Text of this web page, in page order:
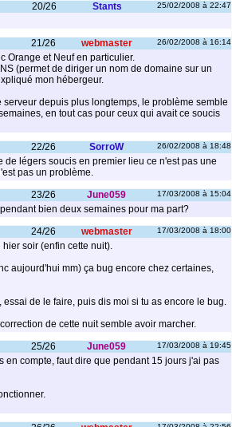
20/26 Stants 25/02/2008 à 22:47
21/26 webmaster 26/02/2008 à 16:14
Orange et Neuf en particulier.
(permet de diriger un nom de domaine sur un
mon hébergeur.
depuis plus longtemps, le problème semble
en tout cas pour ceux qui avait ce soucis
22/26 SorroW 26/02/2008 à 18:48
légers soucis en premier lieu ce n'est pas une
pas un problème.
23/26 June059 17/03/2008 à 15:04
bien deux semaines pour ma part?
24/26 webmaster 17/03/2008 à 18:00
soir (enfin cette nuit).
aujourd'hui mm) ça bug encore chez certaines,
de le faire, puis dis moi si tu as encore le bug.
de cette nuit semble avoir marcher.
25/26 June059 17/03/2008 à 19:45
en compte, faut dire que pendant 15 jours j'ai pas